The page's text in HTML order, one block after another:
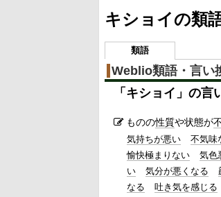
キショイの類
類語
Weblio類語・言い
「 キショイ 」の言
ものの性質や状態が
気持ちが悪い 不気味
愉快極まりない
気色
い
気分が悪くなる
なる
吐き気を感じる